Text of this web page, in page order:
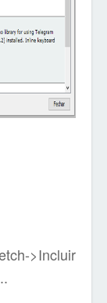
>Incluir